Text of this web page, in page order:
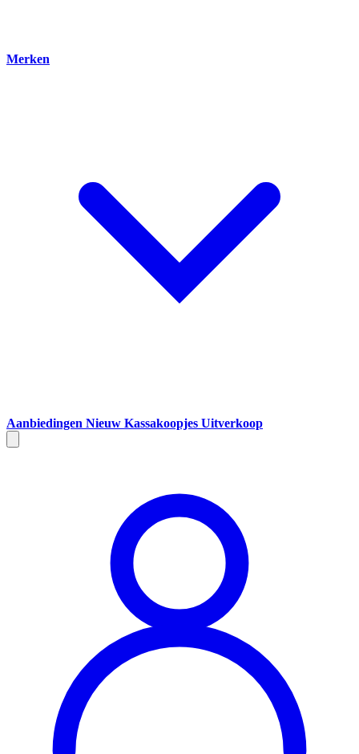
Merken
Aanbiedingen Nieuw Kassakoopjes Uitverkoop